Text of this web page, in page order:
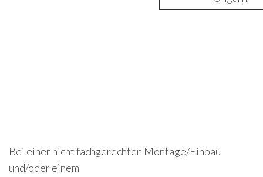
Bei einer nicht fachgerechten Montage/Einbau
und/oder einem